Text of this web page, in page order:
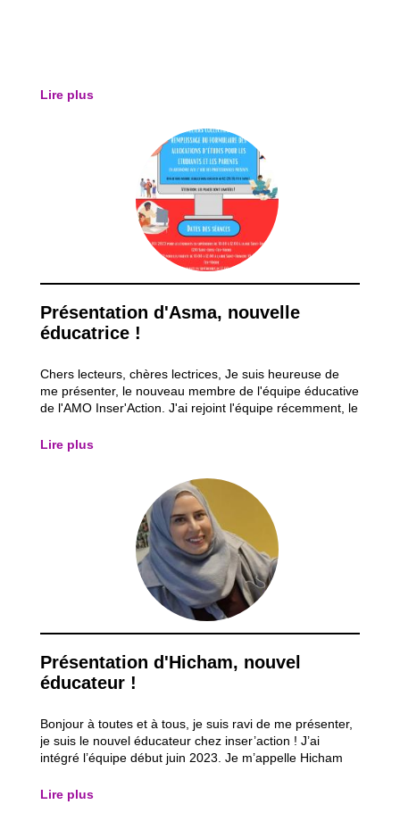
Lire plus
Présentation d'Asma, nouvelle
éducatrice !
Chers lecteurs, chères lectrices, Je suis heureuse de
me présenter, le nouveau membre de l'équipe éducative
de l'AMO Inser'Action. J'ai rejoint l'équipe récemment, le
lignes avec vous dans le journal de l'AMO. Permettez-
Lire plus
Présentation d'Hicham, nouvel
éducateur !
Bonjour à toutes et à tous, je suis ravi de me présenter,
je suis le nouvel éducateur chez inser’action ! J’ai
intégré l’équipe début juin 2023. Je m’appelle Hicham
CESS en 2000 en orientation « éducation physique ».
Lire plus